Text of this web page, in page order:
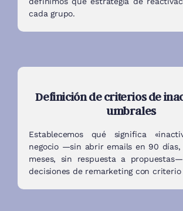
cada grupo.
Definición de criterios de
umbrales
Establecemos qué significa
negocio —sin abrir emails en 90
meses, sin respuesta a
decisiones de remarketing con criterio